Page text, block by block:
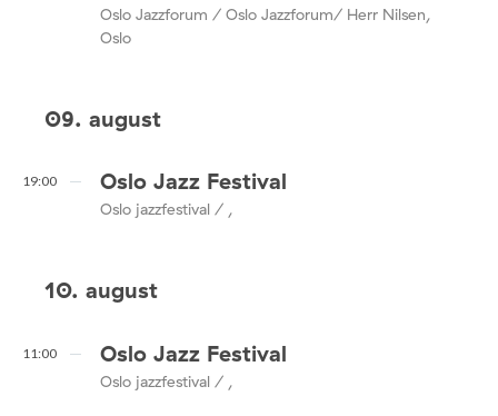
Oslo Jazzforum / Oslo Jazzforum/ Herr Nilsen,
Oslo
09. august
19:00 Oslo Jazz Festival
Oslo jazzfestival / ,
10. august
11:00 Oslo Jazz Festival
Oslo jazzfestival / ,